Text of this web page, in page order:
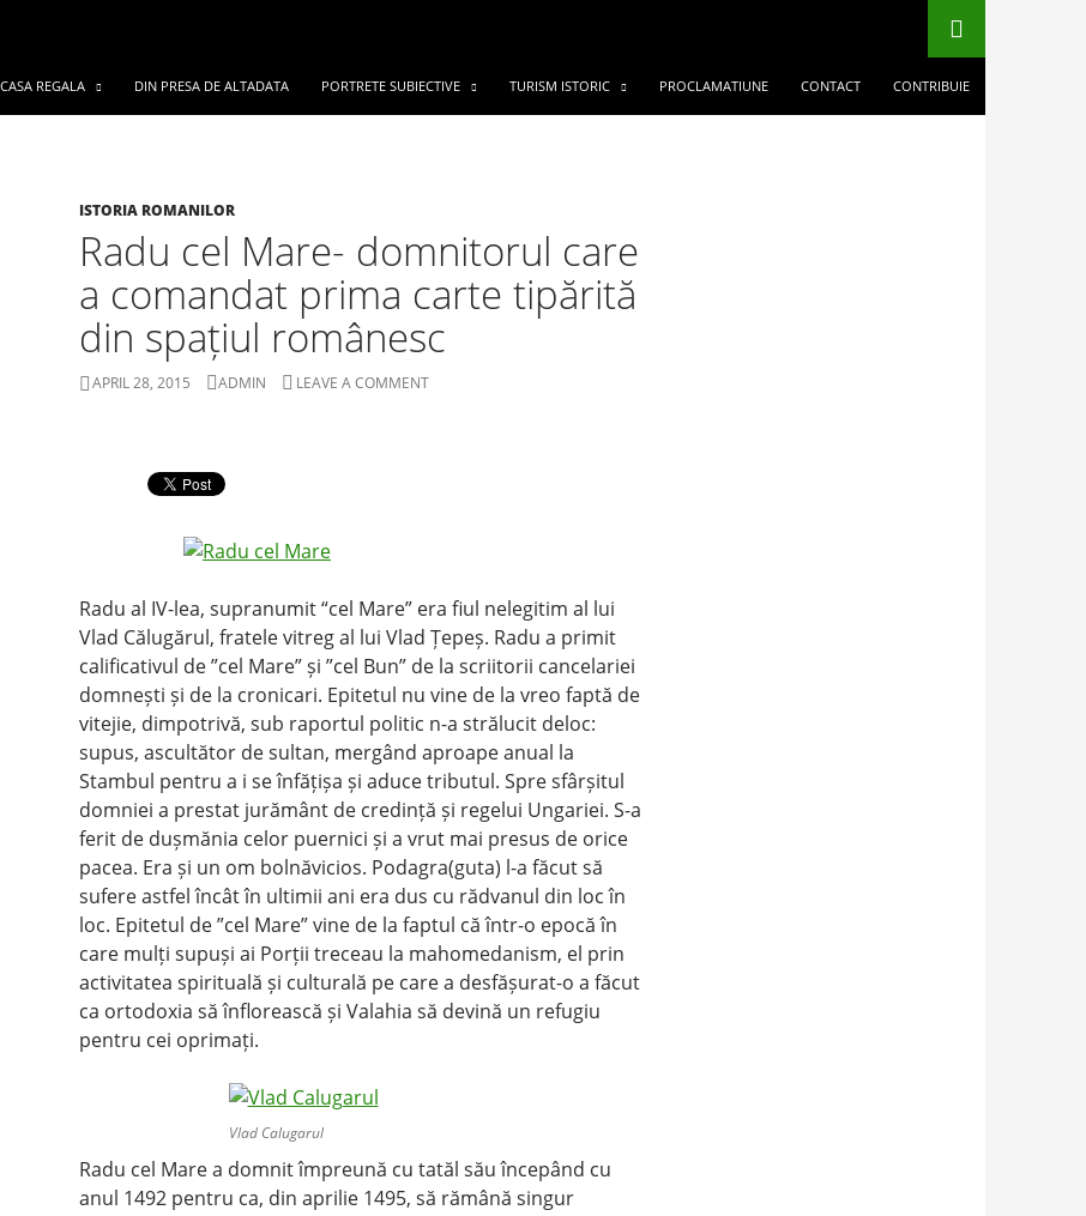
CASA REGALA DIN PRESA DE ALTADATA PORTRETE SUBIECTIVE TURISM ISTORIC PROCLAMATIUNE CONTACT CONTRIBUIE
ISTORIA ROMANILOR
Radu cel Mare- domnitorul care
a comandat prima carte tipărită
din spațiul românesc
APRIL 28, 2015 ADMIN LEAVE A COMMENT
Radu al IV-lea, supranumit “cel Mare” era fiul nelegitim al lui
Vlad Călugărul, fratele vitreg al lui Vlad Țepeș. Radu a primit
calificativul de ”cel Mare” și ”cel Bun” de la scriitorii cancelariei
domnești și de la cronicari. Epitetul nu vine de la vreo faptă de
vitejie, dimpotrivă, sub raportul politic n-a strălucit deloc:
supus, ascultător de sultan, mergând aproape anual la
Stambul pentru a i se înfățișa și aduce tributul. Spre sfârșitul
domniei a prestat jurământ de credință și regelui Ungariei. S-a
ferit de dușmănia celor puernici și a vrut mai presus de orice
pacea. Era și un om bolnăvicios. Podagra(guta) l-a făcut să
sufere astfel încât în ultimii ani era dus cu rădvanul din loc în
loc. Epitetul de ”cel Mare” vine de la faptul că într-o epocă în
care mulți supuși ai Porții treceau la mahomedanism, el prin
activitatea spirituală și culturală pe care a desfășurat-o a făcut
ca ortodoxia să înflorească și Valahia să devină un refugiu
pentru cei oprimați.
Vlad Calugarul
Radu cel Mare a domnit împreună cu tatăl său începând cu
anul 1492 pentru ca, din aprilie 1495, să rămână singur